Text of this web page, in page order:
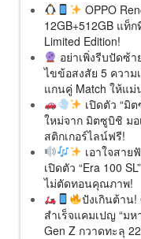
OPPO
12GB+512GB แท็
Limited Edition!
อย่าเพิ่งรีบปัดซ้
ไขข้อสงสัย 5 ความ
แกนคู่ Match ให้แม่
เปิดตัว “มิ
ใหม่จาก มิตซูบิชิ ม
สติกเกอร์ไลน์ฟรี!
เอาใจสาย
เปิดตัว “Era 100
ไม่ตัดทอนคุณภาพ!
ปังเกินต้าน
สำเร็จแคมเปญ “ม
Gen Z กวาดทะลุ